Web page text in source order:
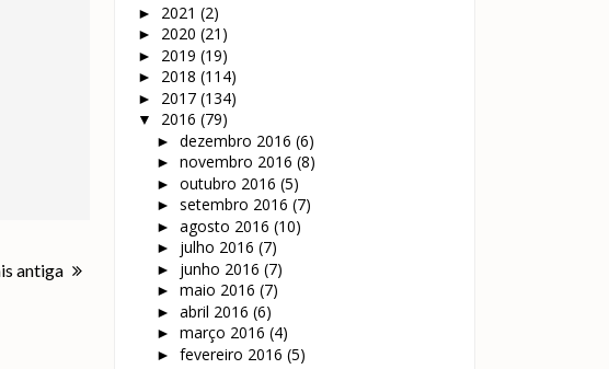
antiga
► 2021 (2)
► 2020 (21)
► 2019 (19)
► 2018 (114)
► 2017 (134)
▼ 2016 (79)
► dezembro 2016 (6)
► novembro 2016 (8)
► outubro 2016 (5)
► setembro 2016 (7)
► agosto 2016 (10)
► julho 2016 (7)
► junho 2016 (7)
► maio 2016 (7)
► abril 2016 (6)
► março 2016 (4)
► fevereiro 2016 (5)